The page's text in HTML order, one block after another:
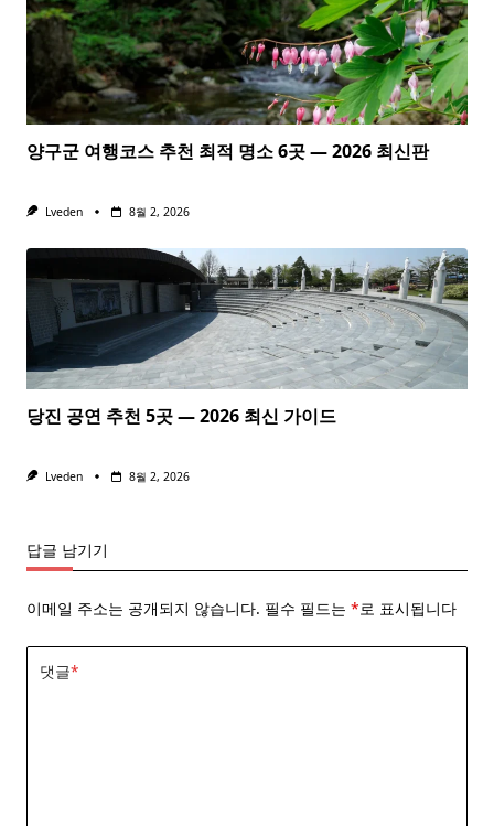
양구군 여행코스 추천 최적 명소 6곳 — 2026 최신판
Lveden 8월 2, 2026
당진 공연 추천 5곳 — 2026 최신 가이드
Lveden 8월 2, 2026
답글 남기기
이메일 주소는 공개되지 않습니다. 필수 필드는 *로 표시됩니다
댓글*